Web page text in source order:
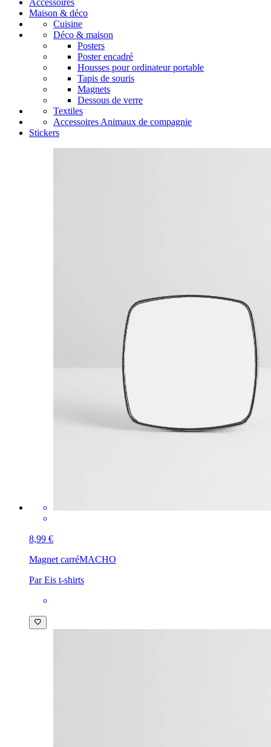
Accessoires
Maison & déco
Cuisine
Déco & maison
Posters
Poster encadré
Housses pour ordinateur portable
Tapis de souris
Magnets
Dessous de verre
Textiles
Accessoires Animaux de compagnie
Stickers
8,99 €
Magnet carréMACHO
Par Eis t-shirts